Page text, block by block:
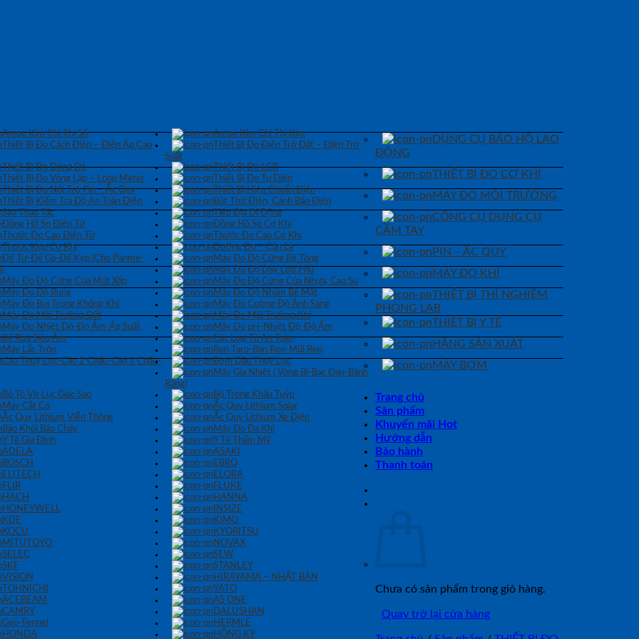
Ampe Kìm Chỉ Thị Số
Ampe Kìm Chỉ Thị Kim
Thiết Bị Đo Cách Điện – Điện Áp Cao
Thiết Bị Đo Điện Trở Đất – Điện Trở
Suất
Thiết Bị Đo Dòng Dò
Thiết Bị Đo LCR
Thiết Bị Đo Vòng Lặp – Loop Meter
Thiết Bị Đo Tụ Điện
Thiết Bị Đo Nội Trở Pin – Ắc Quy
Thiết Bị Hiệu Chuẩn Điện
Thiết Bị Kiểm Tra Độ An Toàn Điện
DỤNG CỤ BẢO HỘ LAO
ĐỘNG
Bút Thử Điện, Cảnh Báo Điện
Sào Thao Tác
Tiếp Địa Di Động
THIẾT BỊ ĐO CƠ KHÍ
Đồng Hồ So Điện Tử
Đồng Hồ So Cơ Khí
Thước Đo Cao Điện Tử
Thước Đo Cao Cơ Khí
Thước Kẹp Cơ Khí
Dưỡng Đo – Căn Lá
Đế Từ-Đế Gá-Đế Kẹp (Cho Panme-
Máy Đo Độ Cứng Bê Tông
Máy Đo Độ Dày Lớp Phủ
Máy Đo Độ Cứng Của Mút Xốp
Máy Đo Độ Cứng Của Nhựa, Cao Su
Máy Đo Độ Rung Máy Đo Độ Nhám Bề Mặt
MÁY ĐO MÔI TRƯỜNG
Máy Đo Bụi Trong Không Khí
Máy Đo Cường Độ Ánh Sáng
Máy Đo Môi Trường Đất
Máy Đo Môi Trường Khí
Máy Đo Nhiệt Độ-Độ Ẩm-Áp Suất
Máy Đo pH-Nhiệt Độ-Độ Ẩm
Bể Rửa Siêu Âm
Các Loại Tủ An Toàn
Máy Lắc Trộn
CÔNG CỤ DỤNG CỤ
CẦM TAY
Ren Taro-Bàn Ren-Mũi Ren
Cảo Thuỷ Lực-Cảo 2 Chấu-Cảo 3 Chấu-
Bơm Dầu Thuỷ Lực
Máy Gia Nhiệt ( Vòng Bi-Bạc Đạn-Bánh
Răng)
Bộ Tô Vít Lục Giác Sao
Bộ Tròng Khẩu Tuýp
Máy Cắt Cỏ
PIN – ẮC QUY
Ắc Quy Lithium Solar
Ắc Quy Lithium Viễn Thông
Ắc Quy Lithium Xe Điện
MÁY ĐO KHÍ
Báo Khói Báo Cháy
Máy Đo Đa Khí
THIẾT BỊ THÍ NGHIỆM
PHÒNG LAB
THIẾT BỊ Y TẾ
Y Tế Gia Đình Y Tế Thẩm Mỹ
HÃNG SẢN XUẤT
ADELA
ASAKI
BOSCH
EBRO
ELITECH
ELORA
FLIR
FLUKE
HACH
HANNA
HONEYWELL
INSIZE
KDE
KIMO
KOCU
KYORITSU
MITUTOYO
NOVAX
SELEC
SEW
SKF
STANLEY
VISION
HIRAYAMA – NHẬT BẢN
TOHNICHI
YATO
ACEBEAM
AS ONE
CAMRY
DALUSHAN
Geo-Fennel
HERMLE
HONDA
HỒNG KÝ
MÁY BƠM
Trang chủ
Sản phẩm
Khuyến mãi Hot
Hướng dẫn
Bảo hành
Thanh toán
Chưa có sản phẩm trong giỏ hàng.
Quay trở lại cửa hàng